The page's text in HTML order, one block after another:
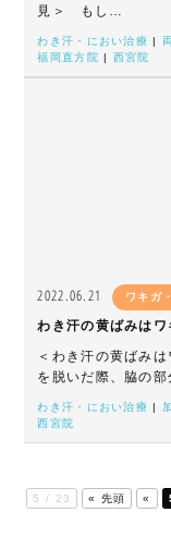
見＞ もし…
わき汗・におい治療
福岡直方院
西宮院
2022.06.21 ワキガ
わき汗の黄ばみは
＜わき汗の黄ばみ
を脱いだ際、脇の
わき汗・におい治療
西宮院
5 / 23 « 先頭 «